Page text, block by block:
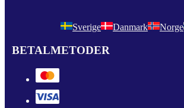
Sverige Danmark Norge
BETALMETODER